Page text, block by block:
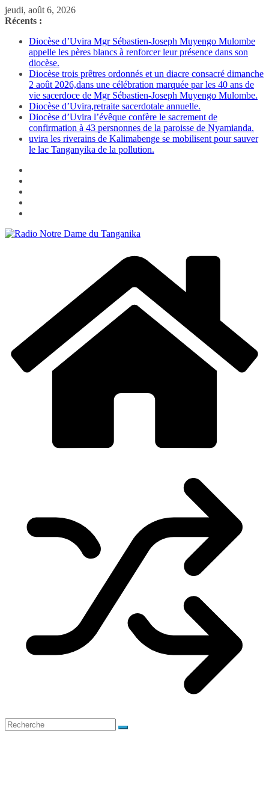
Passer
au
jeudi, août 6, 2026
Récents :
Diocèse d’Uvira Mgr Sébastien-Joseph Muyengo Mulombe
appelle les pères blancs à renforcer leur présence dans son
diocèse.
Diocèse trois prêtres ordonnés et un diacre consacré dimanche
2 août 2026,dans une célébration marquée par les 40 ans de
vie sacerdoce de Mgr Sébastien-Joseph Muyengo Mulombe.
Diocèse d’Uvira,retraite sacerdotale annuelle.
Diocèse d’Uvira l’évêque confère le sacrement de
confirmation à 43 persnonnes de la paroisse de Nyamianda.
uvira les riverains de Kalimabenge se mobilisent pour sauver
le lac Tanganyika de la pollution.